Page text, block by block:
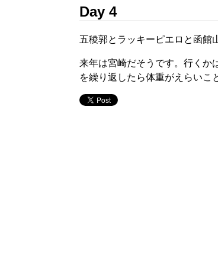
Day 4
五稜郭とラッキーピエロと函館
来年は宮崎だそうです。行くか
を繰り返したら体重がえらいこ